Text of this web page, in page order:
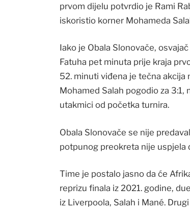
prvom dijelu potvrdio je Rami
iskoristio korner Mohameda
Iako je Obala Slonovače,
Fatuha pet minuta prije kraja
52. minuti viđena je tečna akcija
Mohamed Salah pogodio za
utakmici od početka turnira.
Obala Slonovače se nije
potpunog preokreta nije uspjela
Time je postalo jasno da će
reprizu finala iz 2021. godine,
iz Liverpoola, Salah i Mané.